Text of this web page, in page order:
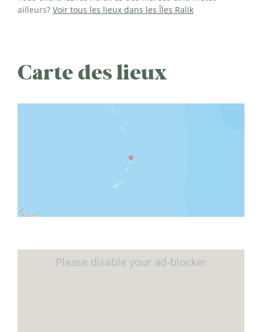
ailleurs? Voir tous les lieux dans les Îles Ralik
Carte des lieux